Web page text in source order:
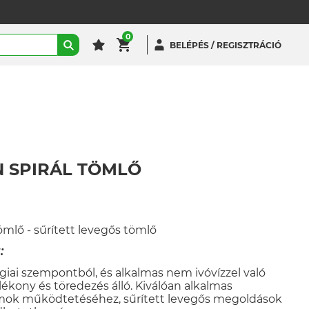
0
BELÉPÉS / REGISZTRÁCIÓ
SPIRÁL TÖMLŐ
- sűrített levegős tömlő
szempontból, és alkalmas nem ivóvízzel való
és töredezés álló. Kiválóan alkalmas
működtetéséhez, sűrített levegős megoldások